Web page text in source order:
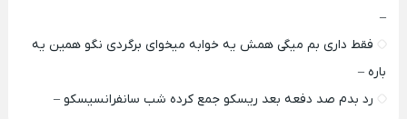
–
فقط داری بم میگی همش یه خوابه میخوای برگردی نگو همین یه
باره –
رد بدم صد دفعه بعد ریسکو جمع کرده شب سانفرانسیسکو –